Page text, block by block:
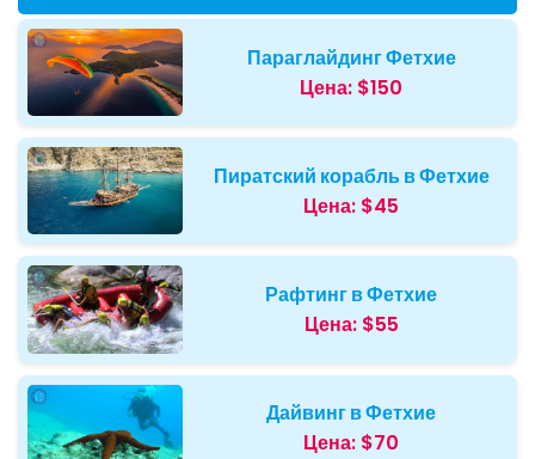
Параглайдинг Фетхие
Цена: $150
Пиратский корабль в Фетхие
Цена: $45
Рафтинг в Фетхие
Цена: $55
Дайвинг в Фетхие
Цена: $70